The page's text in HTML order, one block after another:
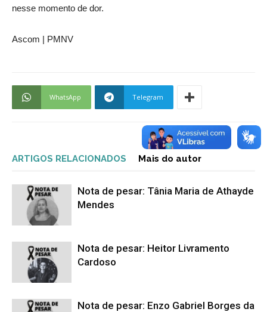
nesse momento de dor.
Ascom | PMNV
WhatsApp Telegram
ARTIGOS RELACIONADOS Mais do autor
Nota de pesar: Tânia Maria de Athayde
Mendes
Nota de pesar: Heitor Livramento
Cardoso
Nota de pesar: Enzo Gabriel Borges da